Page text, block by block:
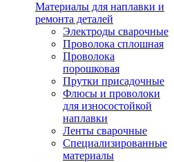
Материалы для наплавки и
ремонта деталей
Электроды сварочные
Проволока сплошная
Проволока
порошковая
Прутки присадочные
Флюсы и проволоки
для износостойкой
наплавки
Ленты сварочные
Специализированные
материалы